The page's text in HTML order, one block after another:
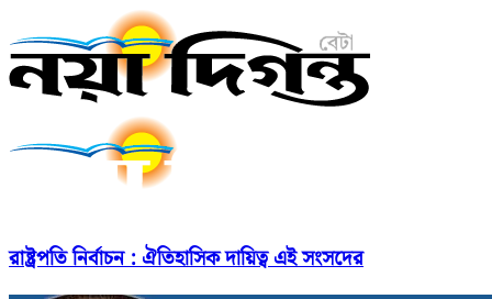
রাষ্ট্রপতি নির্বাচন : ঐতিহাসিক দায়িত্ব এই সংসদের